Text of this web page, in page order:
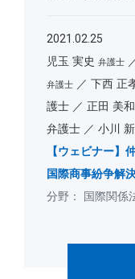
2021.02.25
児玉 実史 弁護士
弁護士
下西 正
護士
正田 美
弁護士
小川
【ウェビナー
国際商事紛争解
国際関係